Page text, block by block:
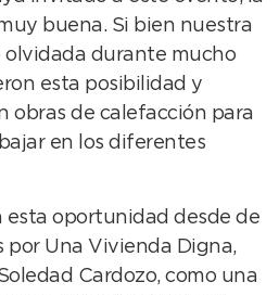
buena. Si bien nuestra
durante mucho
esta posibilidad y
obras de calefacción para
en los diferentes
esta oportunidad desde de
por Una Vivienda Digna,
Cardozo, como una